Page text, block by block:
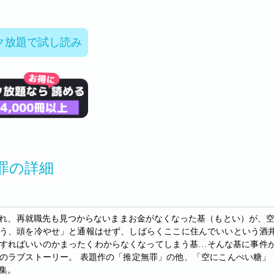
放題で試し読み
の詳細
、再就職先も見つからないままお金がなくなった基（もとい）が
、頭を冷やせ」と通報はせず、しばらくここに住んでいいという
ればいいのかまったくわからなくなってしまう基…そんな基に事件
ラブストーリー。 表題作の「推定無罪」の他、「空にこんぺい糖
。